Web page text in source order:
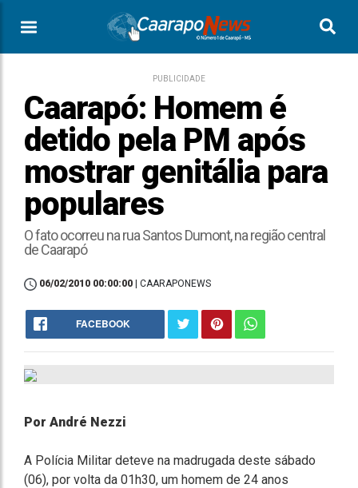
PUBLICIDADE
Caarapó: Homem é
detido pela PM após
mostrar genitália para
populares
O fato ocorreu na rua Santos Dumont, na região central
de Caarapó
06/02/2010 00:00:00 | CAARAPONEWS
FACEBOOK
Por André Nezzi
A Polícia Militar deteve na madrugada deste sábado
(06), por volta da 01h30, um homem de 24 anos